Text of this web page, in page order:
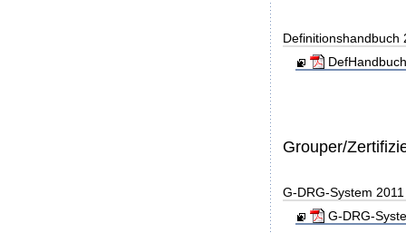
Definitionshandbuch
Grouper/
G-DRG-System
G-DRG-